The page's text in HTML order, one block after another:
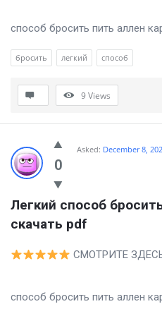
Как бросить
способ бросить пить аллен
бросить легкий способ
9Views
0
Asked: December 8,
Легкий способ
скачать pdf
СМОТРИТЕ
Как бросить
способ бросить пить аллен